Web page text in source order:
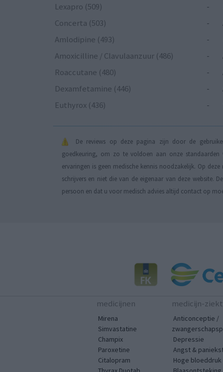
Lexapro (509)
-
Concerta (503)
-
Amlodipine (493)
-
Amoxicilline / Clavulaanzuur (486)
-
Roaccutane (480)
-
Dexamfetamine (446)
-
Euthyrox (436)
-
De reviews op deze pagina zijn door de
goedkeuring, om zo te voldoen aan onze
ervaringen is geen medische kennis noodzakelijk. Op
schrijvers en niet die van de eigenaar van deze website.
persoon en dat u voor medisch advies altijd contact op
medicijnen
Mirena
Simvastatine
Champix
Paroxetine
Citalopram
medicijn-
Anticonceptie /
Depressie
Angst &
Hoge bloeddruk